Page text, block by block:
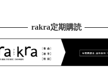
rakra定期購読